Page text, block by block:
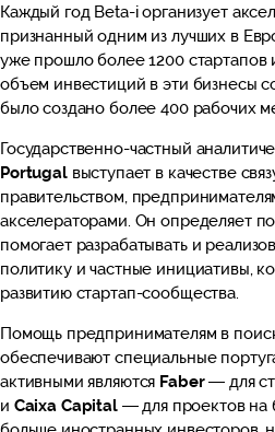
Каждый год Beta-i организует
признанный одним из лучших в
уже прошло более 1200 стартапов
объем инвестиций в эти бизнесы
было создано более 400 рабочих
Государственно-частный
Portugalвыступает в качестве
правительством,
акселераторами. Он определяет
помогает разрабатывать и
политику и частные инициативы,
развитию стартап-сообщества.
Помощь предпринимателям в
обеспечивают специальные
активными являются Faber— для
и Caixa Capital— для проектов на